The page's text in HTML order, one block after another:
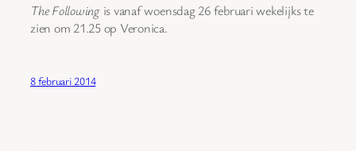
The Followingis vanaf woensdag 26 februari wekelijks te
zien om 21.25 op Veronica.
8 februari 2014